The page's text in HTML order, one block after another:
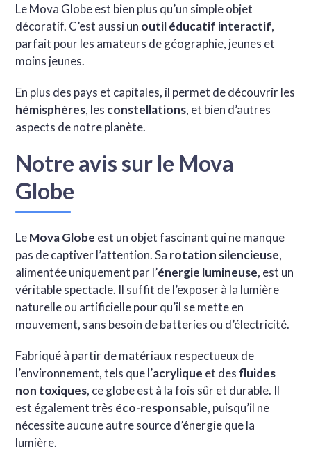
Le Mova Globe est bien plus qu’un simple objet
décoratif. C’est aussi un outil éducatif interactif,
parfait pour les amateurs de géographie, jeunes et
moins jeunes.
En plus des pays et capitales, il permet de découvrir les
hémisphères, les constellations, et bien d’autres
aspects de notre planète.
Notre avis sur le Mova
Globe
LeMova Globe est un objet fascinant qui ne manque
pas de captiver l’attention. Sa rotation silencieuse,
alimentée uniquement par l’énergie lumineuse, est un
véritable spectacle. Il suffit de l’exposer à la lumière
naturelle ou artificielle pour qu’il se mette en
mouvement, sans besoin de batteries ou d’électricité.
Fabriqué à partir de matériaux respectueux de
l’environnement, tels que l’acrylique et des fluides
non toxiques, ce globe est à la fois sûr et durable. Il
est également très éco-responsable, puisqu’il ne
nécessite aucune autre source d’énergie que la
lumière.